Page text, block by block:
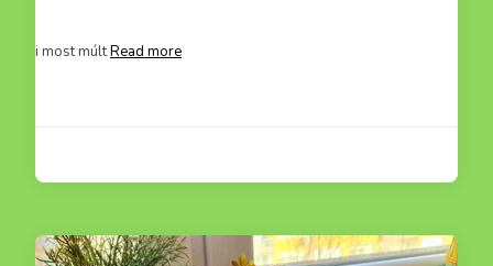
aki most múltRead more